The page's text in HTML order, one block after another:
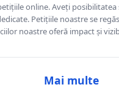
online. Aveți
Petițiile noastre se
noastre oferă impact și
Mai multe